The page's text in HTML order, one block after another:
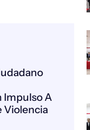
A
Violencia